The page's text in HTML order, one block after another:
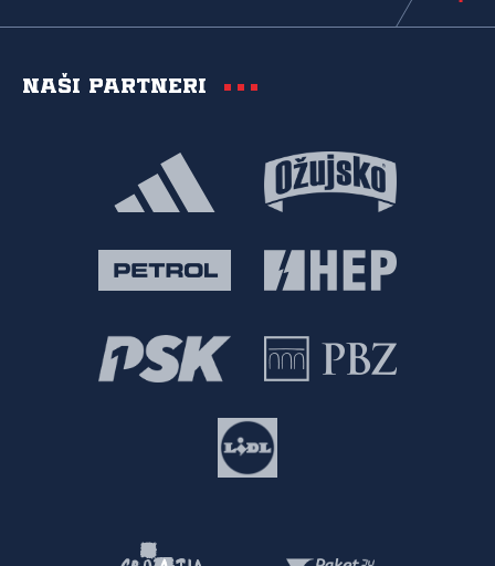
Naši partneri